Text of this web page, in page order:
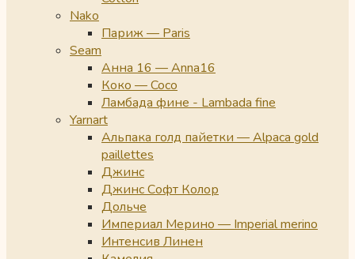
Nako
Париж — Paris
Seam
Анна 16 — Anna16
Коко — Coco
Ламбада фине - Lambada fine
Yarnart
Альпака голд пайетки — Alpaca gold
paillettes
Джинс
Джинс Софт Колор
Дольче
Империал Мерино — Imperial merino
Интенсив Линен